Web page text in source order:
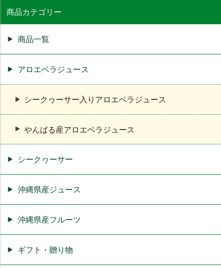
商品カテゴリー
商品一覧
アロエベラジュース
シークヮーサー入りアロエベラジュース
やんばる産アロエベラジュース
シークヮーサー
沖縄県産ジュース
沖縄県産フルーツ
ギフト・贈り物